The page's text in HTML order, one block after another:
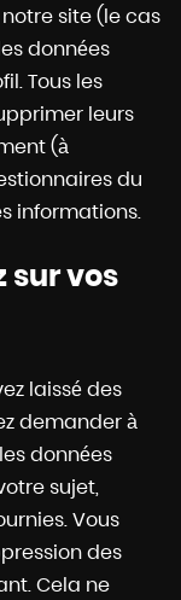
site (le cas
données
Tous les
leurs
(à
du
informations.
sur vos
laissé des
demander à
données
sujet,
Vous
des
Cela ne